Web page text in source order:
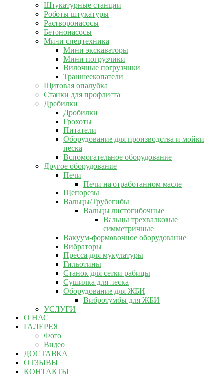
Штукатурные станции
Роботы штукатуры
Растворонасосы
Бетононасосы
Мини спецтехника
Мини экскаваторы
Мини погрузчики
Вилочные погрузчики
Траншеекопатели
Щитовая опалубка
Станки для профлиста
Дробилки
Дробилки
Грохоты
Питатели
Оборудование для производства и мойки
песка
Вспомогательное оборудование
Другое оборудование
Печи
Печи на отработанном масле
Щепорезы
Вальцы/Трубогибы
Вальцы листогибочные
Вальцы трехвалковые
симметричные
Вакуум-формовочное оборудование
Вибраторы
Пресса для мукулатуры
Гильотины
Станок для сетки рабицы
Сушилка для песка
Оборудование для ЖБИ
Вибротумбы для ЖБИ
УСЛУГИ
О НАС
ГАЛЕРЕЯ
Фото
Видео
ДОСТАВКА
ОТЗЫВЫ
КОНТАКТЫ